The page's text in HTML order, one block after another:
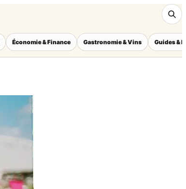
Économie & Finance Gastronomie & Vins Guides &